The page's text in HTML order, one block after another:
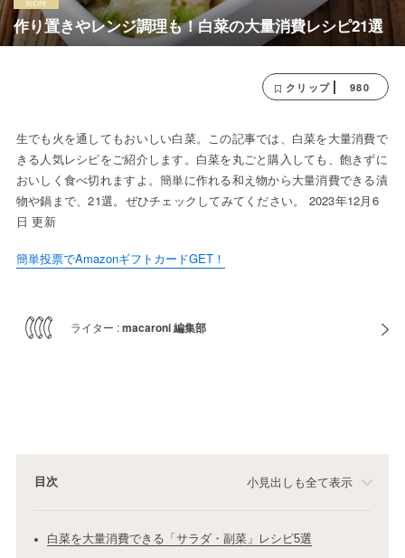
作り置きやレンジ調理も！白菜の大量消費レシピ21選
クリップ 980
生でも火を通してもおいしい白菜。この記事では、白菜を大量消費で
きる人気レシピをご紹介します。白菜を丸ごと購入しても、飽きずに
おいしく食べ切れますよ。簡単に作れる和え物から大量消費できる漬
物や鍋まで、21選。ぜひチェックしてみてください。 2023年12月6
日 更新
簡単投票でAmazonギフトカードGET！
ライター :macaroni 編集部
目次 小見出しも全て表示
白菜を大量消費できる「サラダ・副菜」レシピ5選